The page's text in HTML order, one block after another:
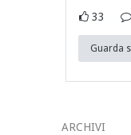
33
Guarda
ARCHIVI